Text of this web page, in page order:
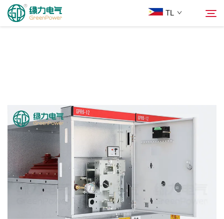
TL
Tungkol Sa Amin
Mga Solusyon
Ilagay
Makipag-ugnayan sa Amin